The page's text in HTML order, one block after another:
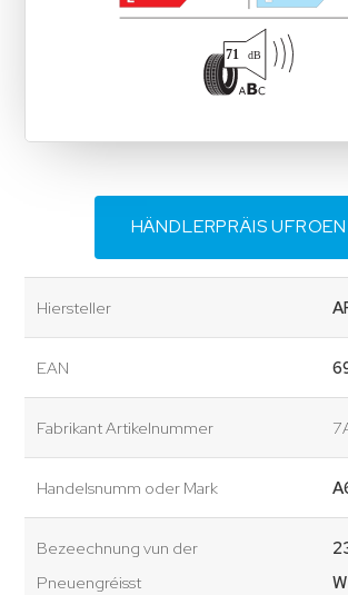
HÄNDLERPRÄIS UFROEN
Hiersteller
EAN
Fabrikant Artikelnummer
Handelsnumm oder Mark
Bezeechnung vun der
Pneuengréisst
W